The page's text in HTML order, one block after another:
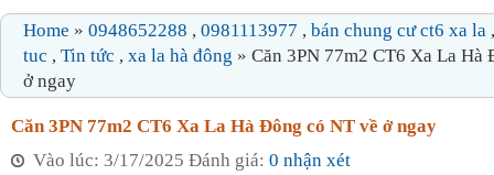
Home » 0948652288 , 0981113977 , bán chung cư ct6 xa la
tuc , Tin tức , xa la hà đông » Căn 3PN 77m2 CT6 Xa La Hà
ở ngay
Căn 3PN 77m2 CT6 Xa La Hà Đông có NT về ở ngay
Vào lúc: 3/17/2025 Đánh giá: 0 nhận xét